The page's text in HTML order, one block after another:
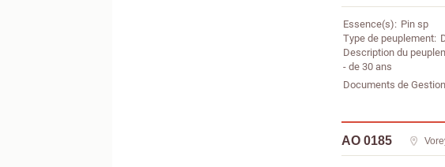
Essence(s) Pin sp
Type de peuplement
Description du
- de 30 ans
Documents de
AO 0185